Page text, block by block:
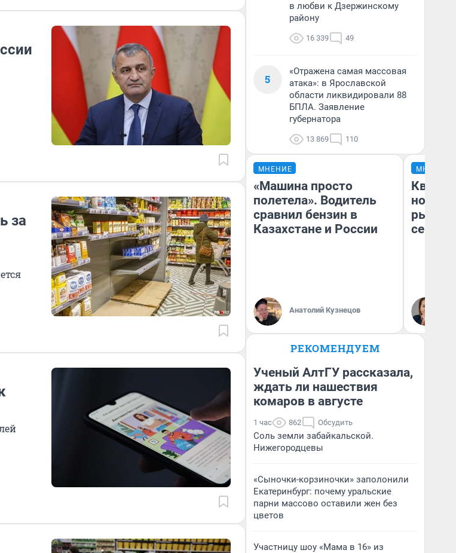
за
в любви к Дзержинскому
району
16 339 49
5
«Отражена самая массовая
атака»: в Ярославской
области ликвидировали 88
БПЛА. Заявление
губернатора
13 869 110
МНЕНИЕ
«Машина просто
полетела». Водитель
сравнил бензин в
Казахстане и России
Анатолий Кузнецов
МНЕНИЕ
но
рынок
РЕКОМЕНДУЕМ
Ученый АлтГУ рассказала,
ждать ли нашествия
комаров в августе
1 час 862 Обсудить
Соль земли забайкальской.
Нижегородцевы
«Сыночки-корзиночки» заполонили
Екатеринбург: почему уральские
парни массово оставили жен без
цветов
Участницу шоу «Мама в 16» из